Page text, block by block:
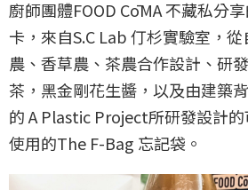
廚師團體FOOD CōMA 不藏私分
卡，來自S.C Lab 仃杉實驗室，
農、香草農、茶農合作設計、研
茶，黑金剛花生醬，以及由建築
的 A Plastic Project所研發設計
使用的The F-Bag 忘記袋。